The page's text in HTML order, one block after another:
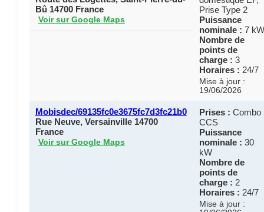
Bû 14700 France
Voir sur Google Maps
Prise Type 2
Puissance
nominale : 7 kW
Nombre de
points de
charge : 3
Horaires : 24/7
Mise à jour :
19/06/2026
Mobisdec/69135fc0e3675fc7d3fc21b0
Rue Neuve, Versainville 14700
France
Voir sur Google Maps
Prises : Combo
CCS
Puissance
nominale : 30
kW
Nombre de
points de
charge : 2
Horaires : 24/7
Mise à jour :